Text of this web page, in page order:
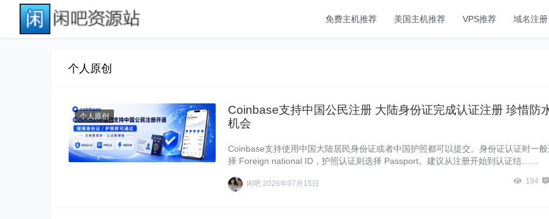
免费主机推荐 美国主机推荐 VPS推荐 域名注册
个人原创
个人原创
Coinbase支持中国公民注册 大陆身份证完成认证注册 珍惜防
机会
Coinbase支持使用中国大陆居民身份证或者中国护照都可以提交。身份证认证时一
择 Foreign national ID，护照认证则选择 Passport。建议从注册开始到认证结……
闲吧 2026年07月15日 194